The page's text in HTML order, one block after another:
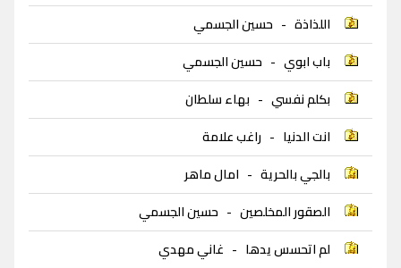
اللذاذة - حسين الجسمي
باب ابوي - حسين الجسمي
بكلم نفسي - بهاء سلطان
انت الدنيا - راغب علامة
بالجي بالحرية - امال ماهر
الصقور المخلصين - حسين الجسمي
لم اتحسس يدها - غاني مهدي